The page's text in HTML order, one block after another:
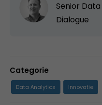
Senior
Dialogue
Categorie
Data Analytics Innovatie